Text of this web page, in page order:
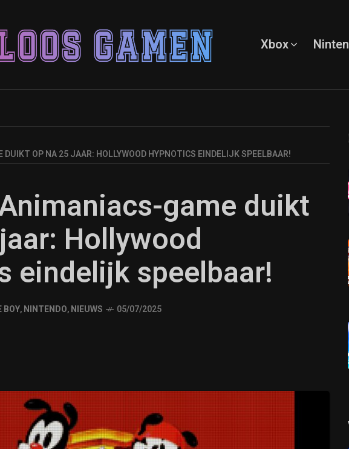
Xbox
OP NA 25 JAAR: HOLLYWOOD HYPNOTICS EINDELIJK SPEELBAAR!
game duikt
Hollywood
eindelijk speelbaar!
BOY,NINTENDO,NIEUWS 05/07/2025